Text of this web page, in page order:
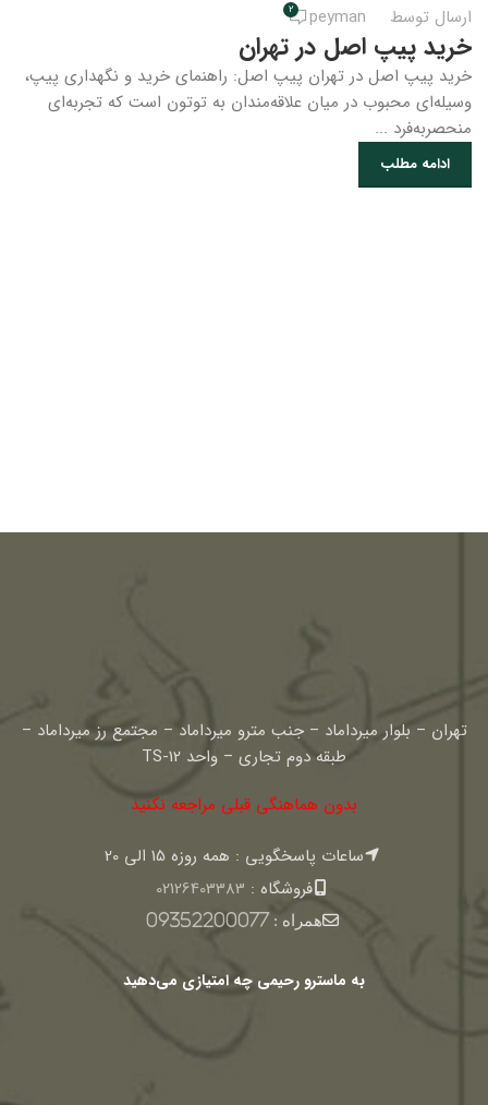
ارسال توسط peyman
2
خرید پیپ اصل در تهران
خرید پیپ اصل در تهران پیپ اصل: راهنمای خرید و نگهداری پیپ،
وسیله‌ای محبوب در میان علاقه‌مندان به توتون است که تجربه‌ای
منحصربه‌فرد ...
ادامه مطلب
تهران – بلوار میرداماد – جنب مترو میرداماد – مجتمع رز میرداماد –
طبقه دوم تجاری – واحد TS-12
بدون هماهنگی قبلی مراجعه نکنید
ساعات پاسخگویی : همه روزه 15 الی 20
فروشگاه : 02126403383
همراه :09352200077
به ماسترو رحیمی چه امتیازی می‌دهید